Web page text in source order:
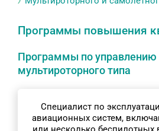
Программы повышения
Программы по
мультироторного типа
Специалист по
авиационных систем,